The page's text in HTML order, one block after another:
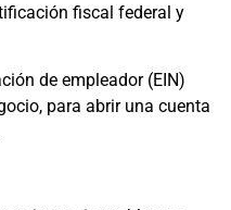
fiscal federal y
de empleador (EIN)
para abrir una cuenta